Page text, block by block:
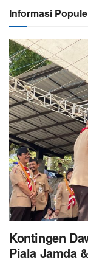
Informasi
Kontingen
Piala Jamda